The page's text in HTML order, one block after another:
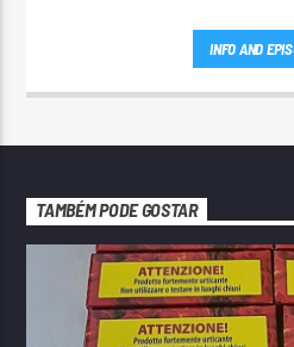
INFO AND
TAMBÉM PODE GOSTAR